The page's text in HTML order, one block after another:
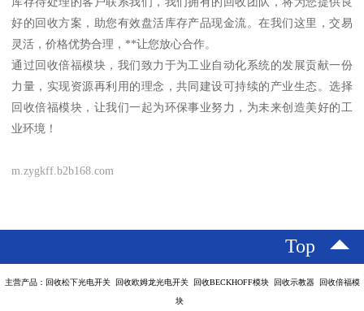
好的回收方案，助您有效盘活库存产品现金流。在我们这里，交易
灵活，价格优势合理，**让您放心合作。
通过回收倍福模块，我们致力于为工业自动化系统的发展贡献一份
力量，实现资源再利用的理念，共同建设可持续的产业生态。选择
回收倍福模块，让我们一起为环保事业努力，为未来创造美好的工
业环境！
m.zygkff.b2b168.com
Top
主营产品：回收松下光电开关 回收欧姆龙光电开关 回收BECKHOFF模块 回收示教器 回收倍福模
块